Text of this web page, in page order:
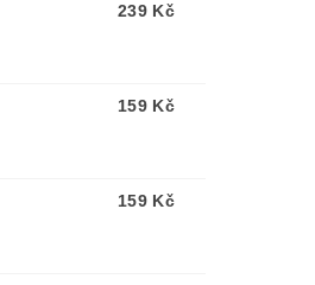
239 Kč
159 Kč
159 Kč